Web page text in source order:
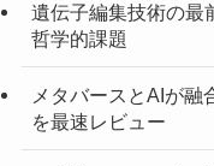
遺伝子編集技術の最
哲学的課題
メタバースとAIが融
を最速レビュー